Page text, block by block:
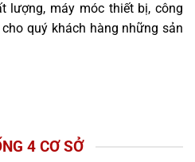
lượng, máy móc thiết bị, công
quý khách hàng những sản
4 CƠ SỞ